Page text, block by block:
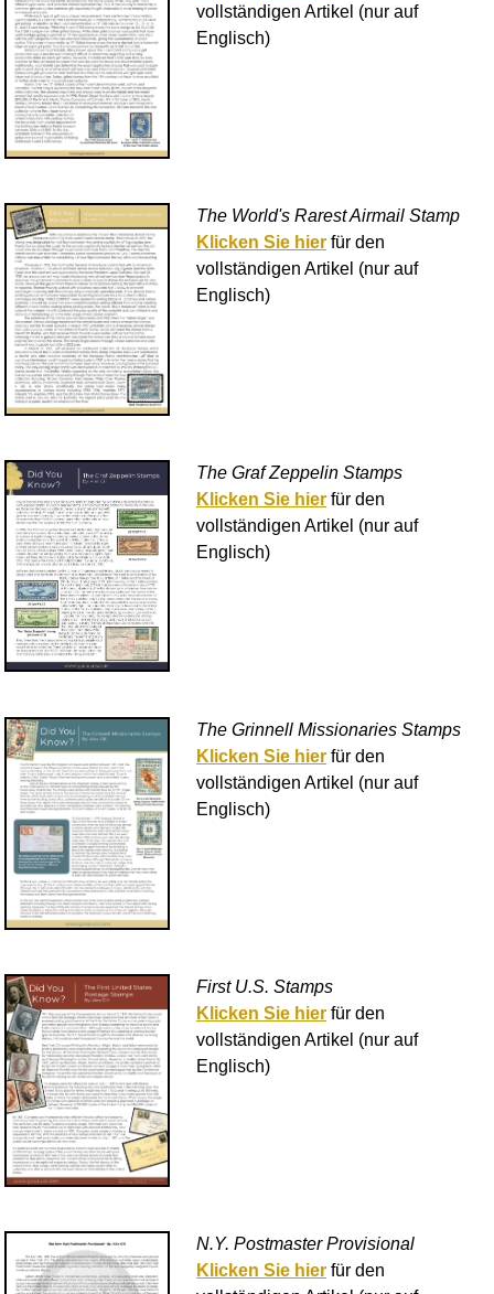
vollständigen Artikel (nur auf
Englisch)
The World's Rarest Airmail Stamp
Klicken Sie hier für den
vollständigen Artikel (nur auf
Englisch)
The Graf Zeppelin Stamps
Klicken Sie hier für den
vollständigen Artikel (nur auf
Englisch)
The Grinnell Missionaries Stamps
Klicken Sie hier für den
vollständigen Artikel (nur auf
Englisch)
First U.S. Stamps
Klicken Sie hier für den
vollständigen Artikel (nur auf
Englisch)
N.Y. Postmaster Provisional
Klicken Sie hier für den